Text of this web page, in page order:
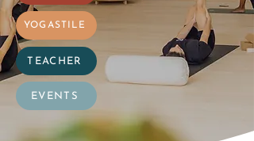
YOGASTILE
TEACHER
EVENTS